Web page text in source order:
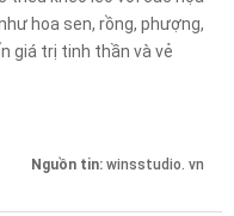
hoa sen, rồng, phượng,
giá trị tinh thần và vẻ
Nguồn tin: winsstudio. vn